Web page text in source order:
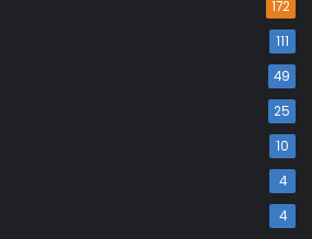
172
111
49
25
10
4
4